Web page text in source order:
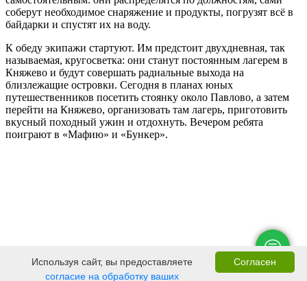
соберут необходимое снаряжение и продукты, погрузят всё в
байдарки и спустят их на воду.
К обеду экипажи стартуют. Им предстоит двухдневная, так
называемая, кругосветка: они станут постоянным лагерем в
Княжево и будут совершать радиальные выхода на
близлежащие островки. Сегодня в планах юных
путешественников посетить стоянку около Павлово, а затем
перейти на Княжево, организовать там лагерь, приготовить
вкусный походный ужин и отдохнуть. Вечером ребята
поиграют в «Мафию» и «Бункер».
Согласен
Используя сайт, вы предоставляете
согласие на обработку ваших